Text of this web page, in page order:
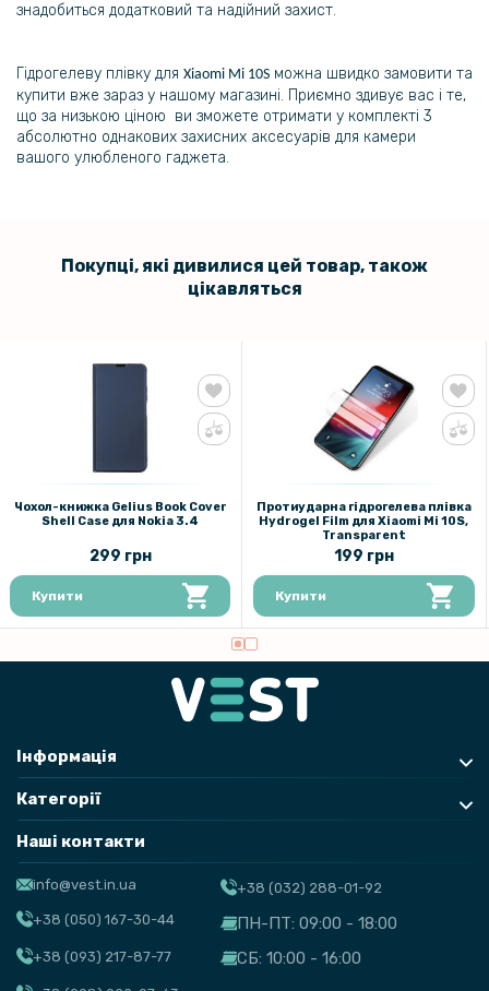
знадобиться додатковий та надійний захист.
Гідрогелеву плівку для Xiaomi Mi 10S можна швидко замовити та
купити вже зараз у нашому магазині. Приємно здивує вас і те,
що за низькою ціною ви зможете отримати у комплекті 3
абсолютно однакових захисних аксесуарів для камери
вашого улюбленого гаджета.
Покупці, які дивилися цей товар, також
цікавляться
Чохол-книжка Gelius Book Cover
Shell Case для Nokia 3.4
299 грн
Купити
Протиударна гідрогелева плівка
Hydrogel Film для Xiaomi Mi 10S,
Transparent
199 грн
Купити
Інформація
Категорії
Наші контакти
info@vest.in.ua
+38 (050) 167-30-44
+38 (093) 217-87-77
+38 (032) 288-01-92
ПН-ПТ: 09:00 - 18:00
СБ: 10:00 - 16:00